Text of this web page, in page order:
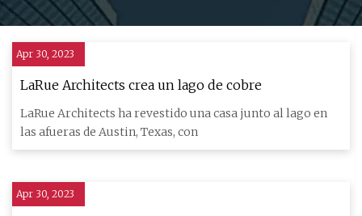
Apr 30, 2023
LaRue Architects crea un lago de cobre
LaRue Architects ha revestido una casa junto al lago en
las afueras de Austin, Texas, con
Apr 30, 2023